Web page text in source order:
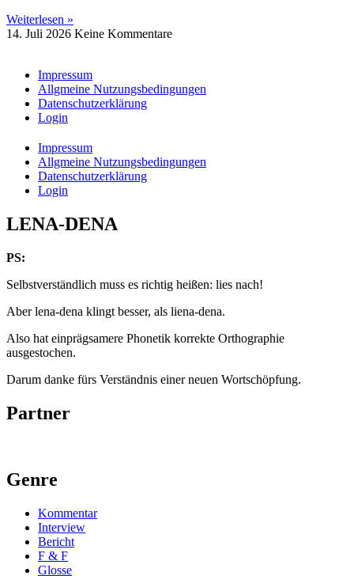
Weiterlesen »
14. Juli 2026 Keine Kommentare
Impressum
Allgmeine Nutzungsbedingungen
Datenschutzerklärung
Login
Impressum
Allgmeine Nutzungsbedingungen
Datenschutzerklärung
Login
LENA-DENA
PS:
Selbstverständlich muss es richtig heißen: lies nach!
Aber lena-dena klingt besser, als liena-dena.
Also hat einprägsamere Phonetik korrekte Orthographie
ausgestochen.
Darum danke fürs Verständnis einer neuen Wortschöpfung.
Partner
Genre
Kommentar
Interview
Bericht
F & F
Glosse